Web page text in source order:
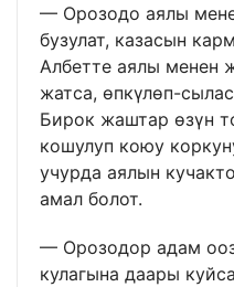
— Орозодо аялы
бузулат, казасын
Албетте аялы менен
жатса, өпкүлөп-
Бирок жаштар өзүн
кошулуп коюу
учурда аялын
амал болот.
— Орозодор адам
кулагына даары